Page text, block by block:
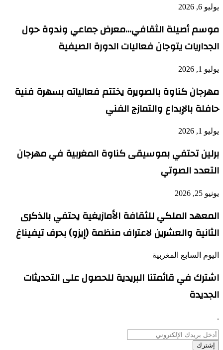
يوليو 6, 2026
موسم أصيلة الثقافي…معرض جماعي وندوة حول
الجداريات يتوجان فعاليات الدورة الصيفية
يوليو 1, 2026
مهرجان كناوة بالصويرة يختتم فعالياته بسهرة فنية
حافلة بالإبداع والتمازج الفني
يوليو 1, 2026
برلين تحتفي بموسيقى كناوة المغربية في مهرجان
التعدد الصوتي
يونيو 25, 2026
المعهد الملكي للثقافة الأمازيغية يحتفي بالذكرى
الثانية والعشرين لاعتراف منظمة (إيزو) بحرف تيفيناغ
اليوم السابع المغربية
اشترك في قائمتنا البريدية للحصول على التحديثات
الجديدة
.
أدخل
بريدك